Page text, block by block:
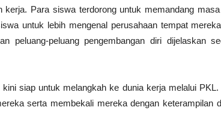
Para siswa terdorong untuk memandang
untuk lebih mengenal perusahaan tempat
peluang-peluang pengembangan diri dijelaskan
siap untuk melangkah ke dunia kerja melalui
serta membekali mereka dengan keterampilan